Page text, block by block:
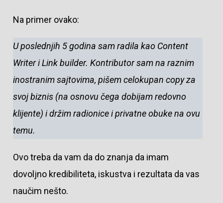
Na primer ovako:
U poslednjih 5 godina sam radila kao Content
Writer i Link builder. Kontributor sam na raznim
inostranim sajtovima, pišem celokupan copy za
svoj biznis (na osnovu čega dobijam redovno
klijente) i držim radionice i privatne obuke na ovu
temu.
Ovo treba da vam da do znanja da imam
dovoljno kredibiliteta, iskustva i rezultata da vas
naučim nešto.